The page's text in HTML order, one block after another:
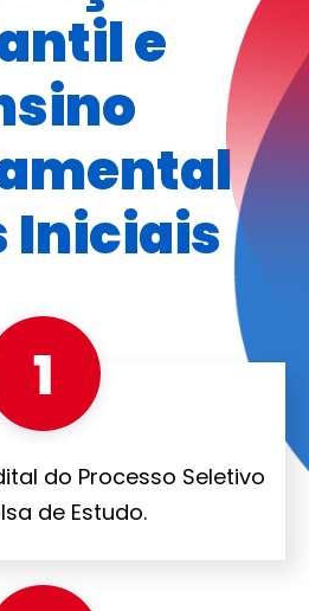
e
Iniciais
do Processo Seletivo
de Estudo.